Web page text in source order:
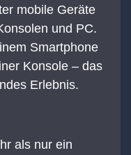
mobile Geräte
und PC.
Smartphone
Konsole – das
Erlebnis.
als nur ein